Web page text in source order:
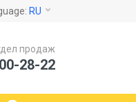
RU
продаж
28-22